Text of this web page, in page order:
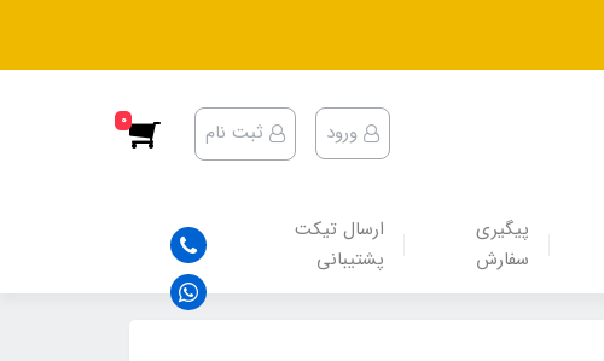
ورود ثبت نام 0
پیگیری
سفارش
ارسال تیکت
پشتیبانی